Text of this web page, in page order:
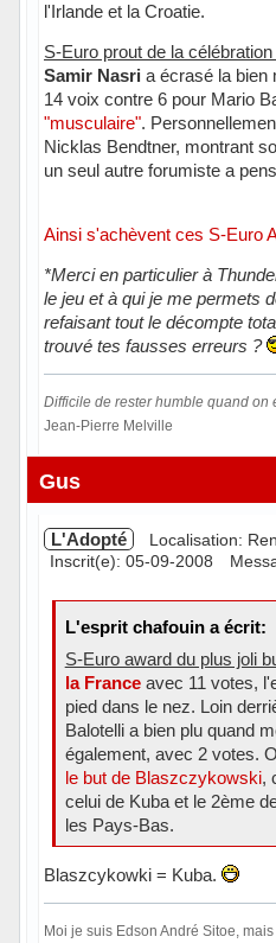
l'Irlande et la Croatie.
S-Euro prout de la
Samir Nasri a écrasé la bien
14 voix contre 6 pour Mario
"musculaire".
Nicklas Bendtner, montrant
un seul autre forumiste a
Ainsi s'achèvent ces S-Euro
*Merci en particulier à
le jeu et à qui je me permets
refaisant tout le décompte
trouvé tes fausses erreurs ?
Difficile de rester humble quand on
Jean-Pierre Melville
Hors ligne
Gus
L'Adopté
Localisation:
Inscrit(e): 05-09-2008
L'esprit chafouin a écrit:
S-Euro award du plus joli
la Franceavec 11 votes,
pied dans le nez. Loin
Balotelli a bien plu quand
également, avec 2 votes.
le but de Blaszczykowski,
celui de Kuba et le 2ème
les Pays-Bas.
Blaszcykowki = Kuba.
Moi je suis Edson André Sitoe,